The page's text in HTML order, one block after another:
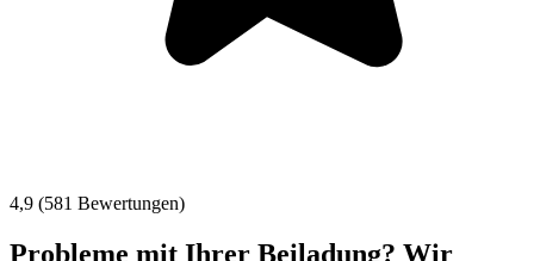
4,9 (581 Bewertungen)
Probleme mit Ihrer Beiladung? Wir